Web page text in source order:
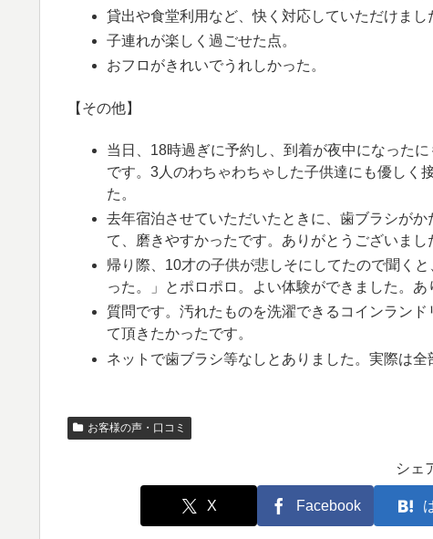
貸出や食堂利用など、快く対応していただけまし
子連れが楽しく過ごせた点。
おフロがきれいでうれしかった。
【その他】
当日、18時過ぎに予約し、到着が夜中になった
です。3人のわちゃわちゃした子供達にも優しく
た。
去年宿泊させていただいたときに、歯ブラシが
て、磨きやすかったです。ありがとうございまし
帰り際、10才の子供が悲しそにしてたので聞く
った。」とポロポロ。よい体験ができました。あ
質問です。汚れたものを洗濯できるコインラン
て頂きたかったです。
ネットで歯ブラシ等なしとありました。実際は全
お客様の声・口コミ
シェ
X Facebook